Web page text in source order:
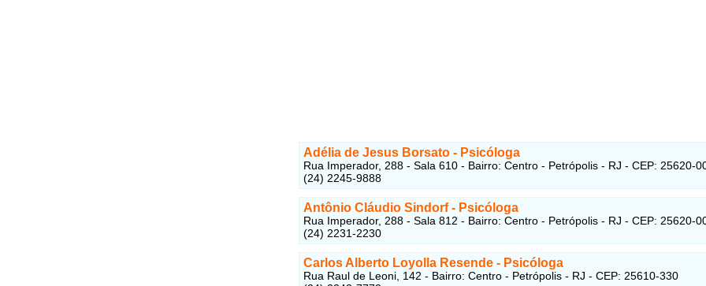
Adélia de Jesus Borsato - Psicóloga
Rua Imperador, 288 - Sala 610 - Bairro: Centro - Petrópolis - RJ - CEP: 25620-
(24) 2245-9888
Antônio Cláudio Sindorf - Psicóloga
Rua Imperador, 288 - Sala 812 - Bairro: Centro - Petrópolis - RJ - CEP: 25620-
(24) 2231-2230
Carlos Alberto Loyolla Resende - Psicóloga
Rua Raul de Leoni, 142 - Bairro: Centro - Petrópolis - RJ - CEP: 25610-330